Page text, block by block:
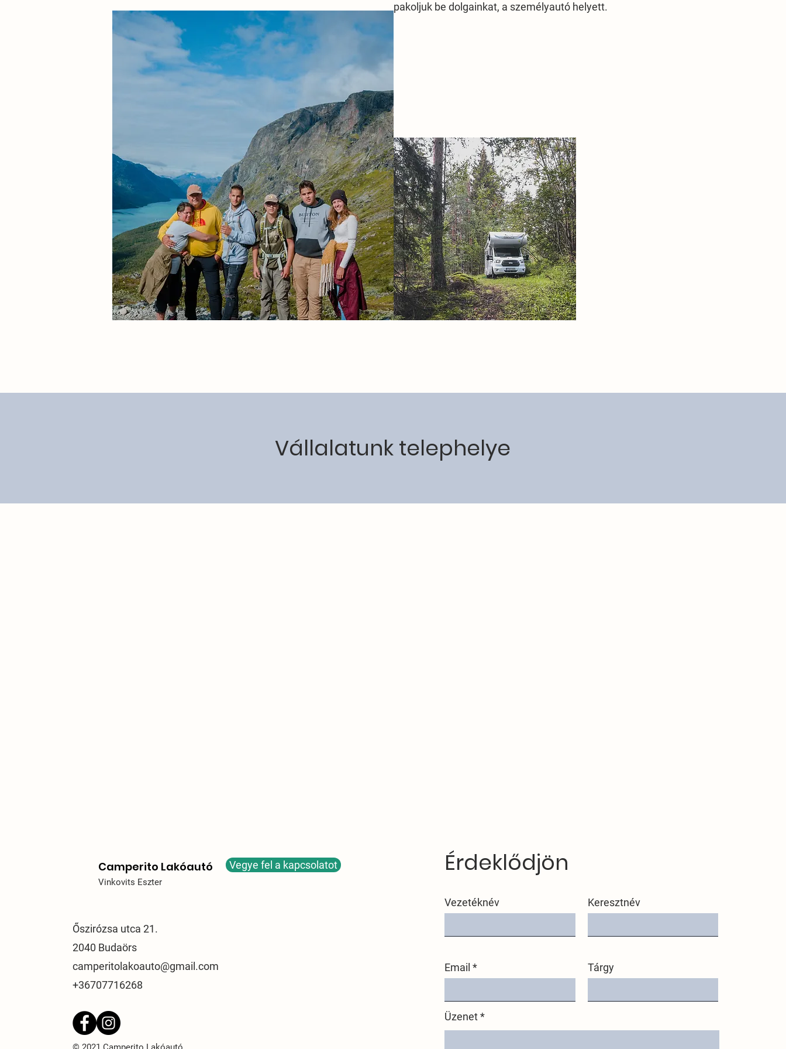
pakoljuk be dolgainkat, a személyautó helyett.
Vállalatunk telephelye
Camperito Lakóautó
Vinkovits Eszter
Vegye fel a kapcsolatot
Őszirózsa utca 21.
2040 Budaörs
camperitolakoauto@gmail.com
+36707716268
Érdeklődjön
Vezetéknév Keresztnév
Email Tárgy
Üzenet